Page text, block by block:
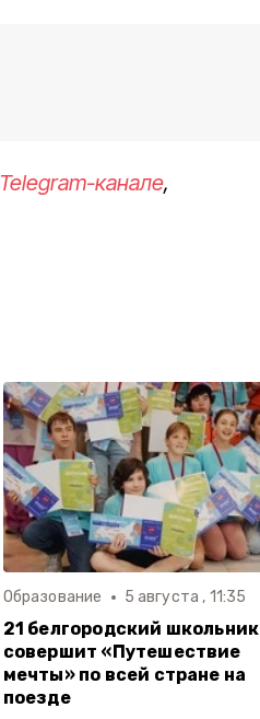
Telegram-канале,
Образование 5 августа , 11:35
21 белгородский школьник
совершит «Путешествие
мечты» по всей стране на
поезде